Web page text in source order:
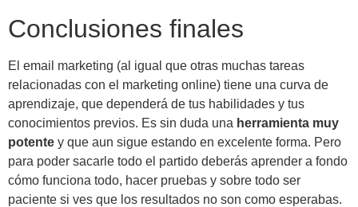
Conclusiones finales
El email marketing (al igual que otras muchas tareas
relacionadas con el marketing online) tiene una curva de
aprendizaje, que dependerá de tus habilidades y tus
conocimientos previos. Es sin duda una herramienta muy
potente y que aun sigue estando en excelente forma. Pero
para poder sacarle todo el partido deberás aprender a fondo
cómo funciona todo, hacer pruebas y sobre todo ser
paciente si ves que los resultados no son como esperabas.